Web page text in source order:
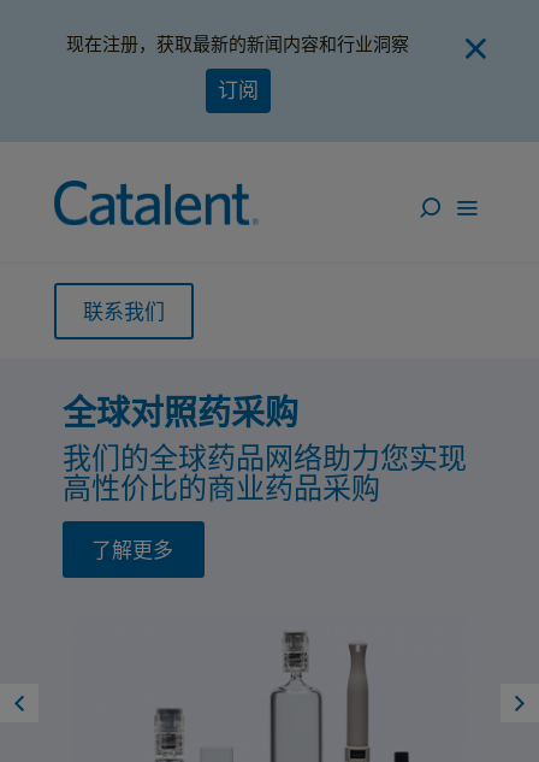
现在注册，获取最新的新闻内容和行业洞察
订阅
联系我们
量身定制解决方案
灵活创新的临床供应解决方案帮
助加速您全球各地的临床研究
了解更多
综合临床供应服务
为I期到III期及以后各种规模和复
杂性的临床研究提供最广泛的全
球开发和临床供应服务
了解更多
全球对照药采购
我们的全球药品网络助力您实现
高性价比的商业药品采购
了解更多